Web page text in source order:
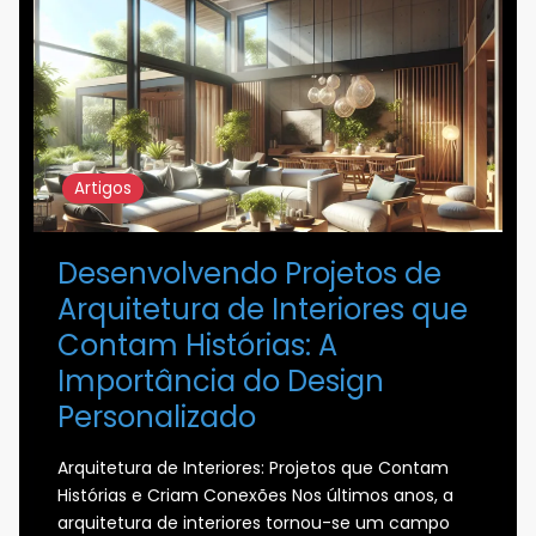
Artigos
Desenvolvendo Projetos de
Arquitetura de Interiores que
Contam Histórias: A
Importância do Design
Personalizado
Arquitetura de Interiores: Projetos que Contam
Histórias e Criam Conexões Nos últimos anos, a
arquitetura de interiores tornou-se um campo